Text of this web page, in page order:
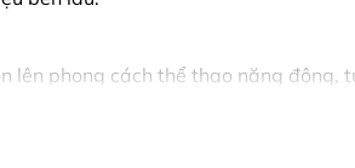
lên phong cách thể thao năng động,